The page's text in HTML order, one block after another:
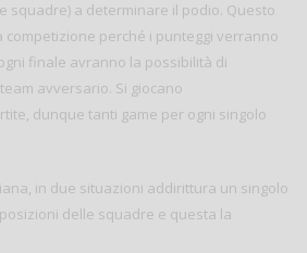
squadre) a determinare il podio. Questo
perché i punteggi verranno
finale avranno la possibilità di
avversario. Si giocano
dunque tanti game per ogni singolo
in due situazioni addirittura un singolo
delle squadre e questa la